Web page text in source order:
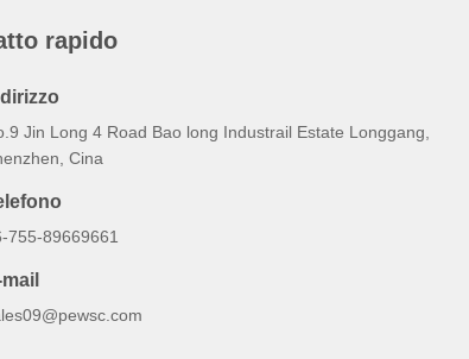
rapido
Jin Long 4 Road Bao long Industrail Estate Longgang,
Cina
755-89669661
mail